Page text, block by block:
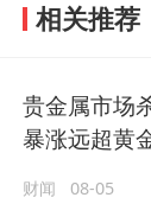
相关推荐
贵金属市场
暴涨远超黄
财闻 08-05